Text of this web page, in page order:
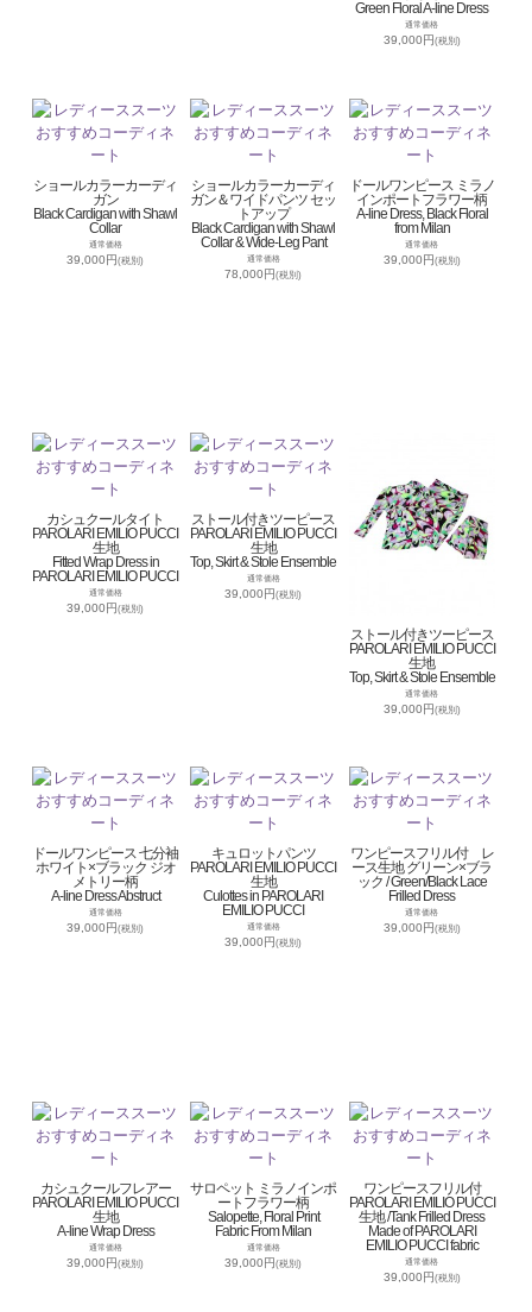
Green Floral A-line Dress
通常価格
39,000円(税別)
ショールカラーカーディ
ガン
Black Cardigan with Shawl
Collar
通常価格
39,000円(税別)
ショールカラーカーディ
ガン＆ワイドパンツ セッ
トアップ
Black Cardigan with Shawl
Collar & Wide-Leg Pant
通常価格
78,000円(税別)
ドールワンピース ミラノ
インポートフラワー柄
A-line Dress, Black Floral
from Milan
通常価格
39,000円(税別)
カシュクールタイト
PAROLARI EMILIO PUCCI
生地
Fitted Wrap Dress in
PAROLARI EMILIO PUCCI
通常価格
39,000円(税別)
ストール付きツーピース
PAROLARI EMILIO PUCCI
生地
Top, Skirt & Stole Ensemble
通常価格
39,000円(税別)
ストール付きツーピース
PAROLARI EMILIO PUCCI
生地
Top, Skirt & Stole Ensemble
通常価格
39,000円(税別)
ドールワンピース 七分袖
ホワイト×ブラック ジオ
メトリー柄
A-line Dress Abstruct
通常価格
39,000円(税別)
キュロットパンツ
PAROLARI EMILIO PUCCI
生地
Culottes in PAROLARI
EMILIO PUCCI
通常価格
39,000円(税別)
ワンピースフリル付 レ
ース生地 グリーン×ブラ
ック / Green/Black Lace
Frilled Dress
通常価格
39,000円(税別)
カシュクールフレアー
PAROLARI EMILIO PUCCI
生地
A-line Wrap Dress
通常価格
39,000円(税別)
サロペット ミラノインポ
ートフラワー柄
Salopette, Floral Print
Fabric From Milan
通常価格
39,000円(税別)
ワンピースフリル付
PAROLARI EMILIO PUCCI
生地 /Tank Frilled Dress
Made of PAROLARI
EMILIO PUCCI fabric
通常価格
39,000円(税別)